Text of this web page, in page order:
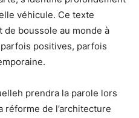
véhicule. Ce texte
boussole au monde à
positives, parfois
prendra la parole lors
réforme de l’architecture